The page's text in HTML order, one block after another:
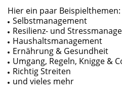
Hier ein paar Beispielthemen:
Selbstmanagement
Resilienz- und
Haushaltsmanagement
Ernährung & Gesundheit
Umgang, Regeln, Knigge &
Richtig Streiten
und vieles mehr